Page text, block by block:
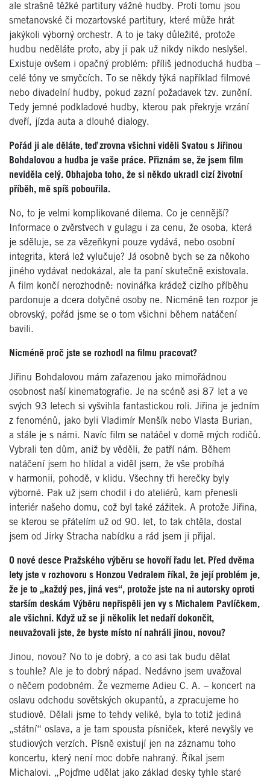
ale strašně těžké partitury vážné hudby. Proti tomu jsou
smetanovské či mozartovské partitury, které může hrát
jakýkoli výborný orchestr. A to je taky důležité, protože
hudbu neděláte proto, aby ji pak už nikdy nikdo neslyšel.
Existuje ovšem i opačný problém: příliš jednoduchá hudba –
celé tóny ve smyčcích. To se někdy týká například filmové
nebo divadelní hudby, pokud zazní požadavek tzv. zunění.
Tedy jemné podkladové hudby, kterou pak překryje vrzání
dveří, jízda auta a dlouhé dialogy.
Pořád ji ale děláte, teď zrovna všichni viděli Svatou s Jiřinou
Bohdalovou a hudba je vaše práce. Přiznám se, že jsem film
neviděla celý. Obhajoba toho, že si někdo ukradl cizí životní
příběh, mě spíš pobouřila.
No, to je velmi komplikované dilema. Co je cennější?
Informace o zvěrstvech v gulagu i za cenu, že osoba, která
je sděluje, se za vězeňkyni pouze vydává, nebo osobní
integrita, která lež vylučuje? Já osobně bych se za někoho
jiného vydávat nedokázal, ale ta paní skutečně existovala.
A film končí nerozhodně: novinářka krádež cizího příběhu
pardonuje a dcera dotyčné osoby ne. Nicméně ten rozpor je
obrovský, pořád jsme se o tom všichni během natáčení
bavili.
Nicméně proč jste se rozhodl na filmu pracovat?
Jiřinu Bohdalovou mám zařazenou jako mimořádnou
osobnost naší kinematografie. Je na scéně asi 87 let a ve
svých 93 letech si vyšvihla fantastickou roli. Jiřina je jedním
z fenoménů, jako byli Vladimír Menšík nebo Vlasta Burian,
a stále je s námi. Navíc film se natáčel v domě mých rodičů.
Vybrali ten dům, aniž by věděli, že patří nám. Během
natáčení jsem ho hlídal a viděl jsem, že vše probíhá
v harmonii, pohodě, v klidu. Všechny tři herečky byly
výborné. Pak už jsem chodil i do ateliérů, kam přenesli
interiér našeho domu, což byl také zážitek. A protože Jiřina,
se kterou se přátelím už od 90. let, to tak chtěla, dostal
jsem od Jirky Stracha nabídku a rád jsem ji přijal.
O nové desce Pražského výběru se hovoří řadu let. Před dvěma
lety jste v rozhovoru s Honzou Vedralem říkal, že její problém je,
že je to „každý pes, jiná ves“, protože jste na ni autorsky oproti
starším deskám Výběru nepřispěli jen vy s Michalem Pavlíčkem,
ale všichni. Když už se ji několik let nedaří dokončit,
neuvažovali jste, že byste místo ní nahráli jinou, novou?
Jinou, novou? No to je dobrý, a co asi tak budu dělat
s touhle? Ale je to dobrý nápad. Nedávno jsem uvažoval
o něčem podobném. Že vezmeme Adieu C. A. – koncert na
oslavu odchodu sovětských okupantů, a zpracujeme ho
studiově. Dělali jsme to tehdy veliké, byla to totiž jediná
„státní“ oslava, a je tam spousta písniček, které nevyšly ve
studiových verzích. Písně existují jen na záznamu toho
koncertu, který není moc dobře nahraný. Říkal jsem
Michalovi. „Pojďme udělat jako základ desky tyhle staré